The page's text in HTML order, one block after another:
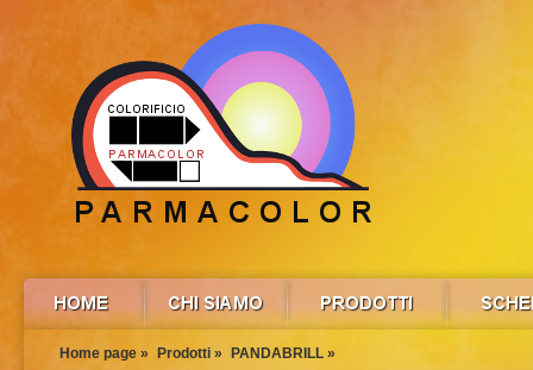
Home page » Prodotti » PANDABRILL »